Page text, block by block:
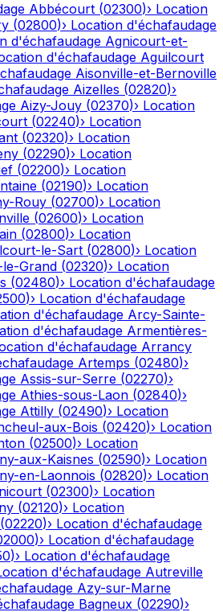
Abbécourt (02300)› Location
(02800)› Location d'échafaudage
d'échafaudage Agnicourt-et-
d'échafaudage Aguilcourt
Aisonville-et-Bernoville
Aizelles (02820)›
Aizy-Jouy (02370)› Location
(02240)› Location
(02320)› Location
(02290)› Location
(02200)› Location
(02190)› Location
Rouy (02700)› Location
(02600)› Location
(02800)› Location
le-Sart (02800)› Location
Grand (02320)› Location
(02480)› Location d'échafaudage
)› Location d'échafaudage
d'échafaudage Arcy-Sainte-
d'échafaudage Armentières-
d'échafaudage Arrancy
Artemps (02480)›
Assis-sur-Serre (02270)›
Athies-sous-Laon (02840)›
Attilly (02490)› Location
aux-Bois (02420)› Location
(02500)› Location
aux-Kaisnes (02590)› Location
en-Laonnois (02820)› Location
(02300)› Location
(02120)› Location
(02220)› Location d'échafaudage
)› Location d'échafaudage
)› Location d'échafaudage
d'échafaudage Autreville
Azy-sur-Marne
Bagneux (02290)›